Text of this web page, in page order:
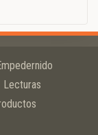
Lecturas